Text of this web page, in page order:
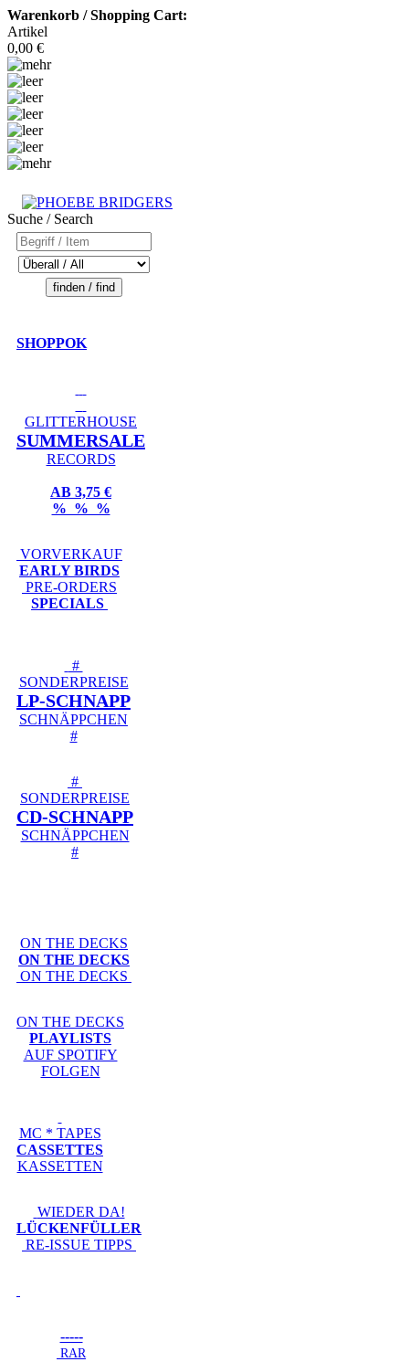
Warenkorb / Shopping Cart:
Artikel
0,00 €
Suche / Search
SHOPPOK
GLITTERHOUSE
SUMMERSALE
RECORDS
AB 3,75 €
% % %
VORVERKAUF
EARLY BIRDS
PRE-ORDERS
SPECIALS
#
SONDERPREISE
LP-SCHNAPP
SCHNÄPPCHEN
#
#
SONDERPREISE
CD-SCHNAPP
SCHNÄPPCHEN
#
ON THE DECKS
ON THE DECKS
ON THE DECKS
ON THE DECKS
PLAYLISTS
AUF SPOTIFY
FOLGEN
MC * TAPES
CASSETTES
KASSETTEN
WIEDER DA!
LÜCKENFÜLLER
RE-ISSUE TIPPS
-----
RAR